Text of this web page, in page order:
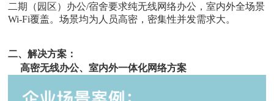
二期（园区）办公/宿舍要求纯无线网络办公，室内外全场景
Wi-Fi覆盖。场景均为人员高密，密集性并发需求大。
二、解决方案：
高密无线办公、室内外一体化网络方案